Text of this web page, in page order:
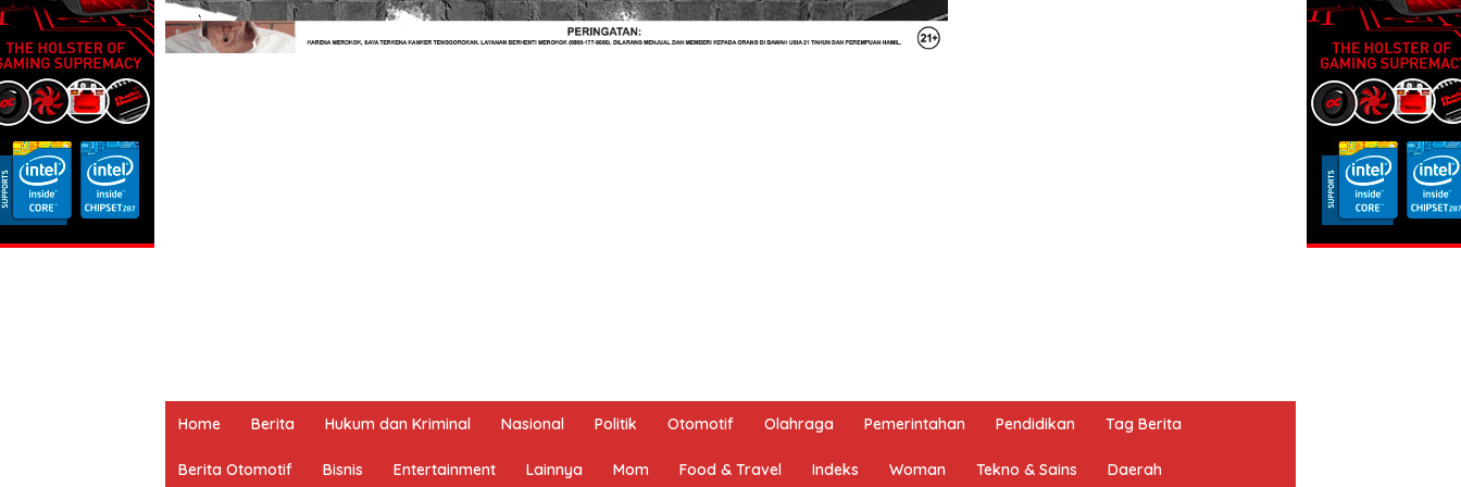
Home Berita Hukum dan Kriminal Nasional Politik Otomotif Olahraga Pemerintahan Pendidikan Tag Berita
Berita Otomotif Bisnis Entertainment Lainnya Mom Food & Travel Indeks Woman Tekno & Sains Daerah